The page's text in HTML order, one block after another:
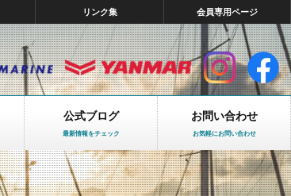
リンク集 会員専用ページ
公式ブログ
最新情報をチェック
お問い合わせ
お気軽にお問い合わせ